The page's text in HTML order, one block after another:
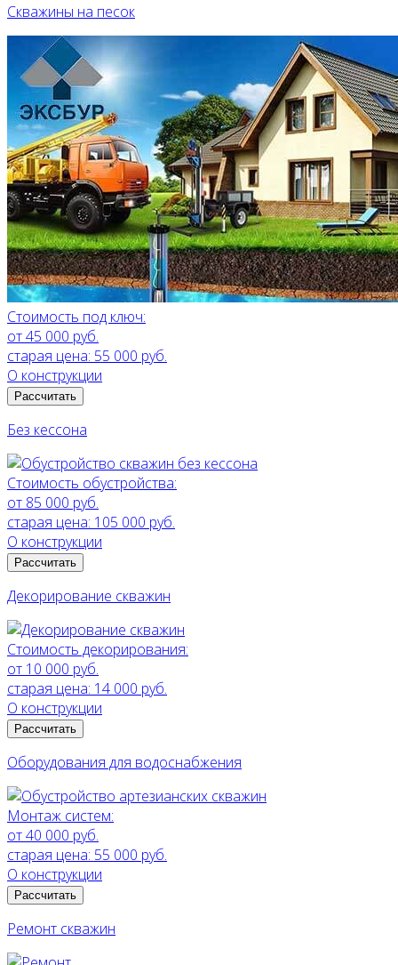
Скважины на песок
Стоимость под ключ:
от 45 000 руб.
старая цена: 55 000 руб.
О конструкции
Рассчитать
Без кессона
Стоимость обустройства:
от 85 000 руб.
старая цена: 105 000 руб.
О конструкции
Рассчитать
Декорирование скважин
Стоимость декорирования:
от 10 000 руб.
старая цена: 14 000 руб.
О конструкции
Рассчитать
Оборудования для водоснабжения
Монтаж систем:
от 40 000 руб.
старая цена: 55 000 руб.
О конструкции
Рассчитать
Ремонт скважин